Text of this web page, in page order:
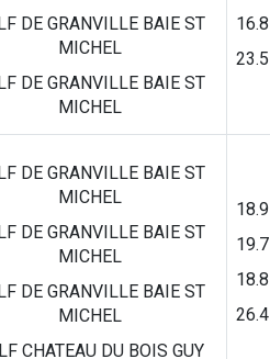
DE GRANVILLE BAIE ST
MICHEL
DE GRANVILLE BAIE ST
MICHEL
16.8
23.5
DE GRANVILLE BAIE ST
MICHEL
DE GRANVILLE BAIE ST
MICHEL
DE GRANVILLE BAIE ST
MICHEL
CHATEAU DU BOIS GUY
18.9
19.7
18.8
26.4